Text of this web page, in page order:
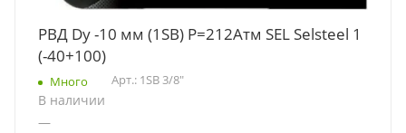
РВД Dу -10 мм (1SB) Р=212Атм SEL Selsteel 1
(-40+100)
Много Арт.: 1SB 3/8"
В наличии
—